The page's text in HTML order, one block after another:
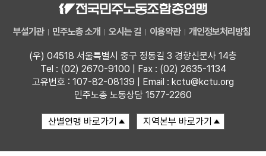
부설기관 민주노총 소개 오시는 길 이용약관 개인정보처리방침
(우) 04518 서울특별시 중구 정동길 3 경향신문사 14층
Tel : (02) 2670-9100 | Fax : (02) 2635-1134
고유번호 : 107-82-08139 | Email : kctu@kctu.org
민주노총 노동상담 1577-2260